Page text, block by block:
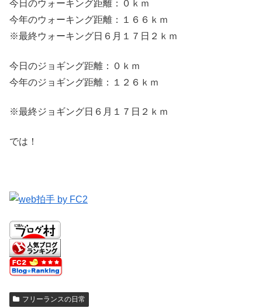
今日のウォーキング距離：０ｋｍ
今年のウォーキング距離：１６６ｋｍ
※最終ウォーキング日６月１７日２ｋｍ
今日のジョギング距離：０ｋｍ
今年のジョギング距離：１２６ｋｍ
※最終ジョギング日６月１７日２ｋｍ
では！
フリーランスの日常